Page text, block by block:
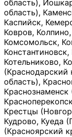
область),
область),
Каспийск,
Ковров,
Комсомольск,
Котельниково,
(Краснодарский
область),
Крестцы
Кудрово, Куеда
(Красноярский